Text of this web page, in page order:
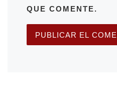
QUE COMENTE.